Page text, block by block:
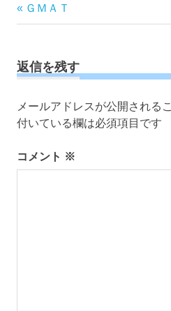
投
稿
ビ
ゲ
シ
ン
前
の
事:
ＧＭＡＴ
返信を残す
メールアドレスが公開される
付いている欄は必須項目です
コメント ※